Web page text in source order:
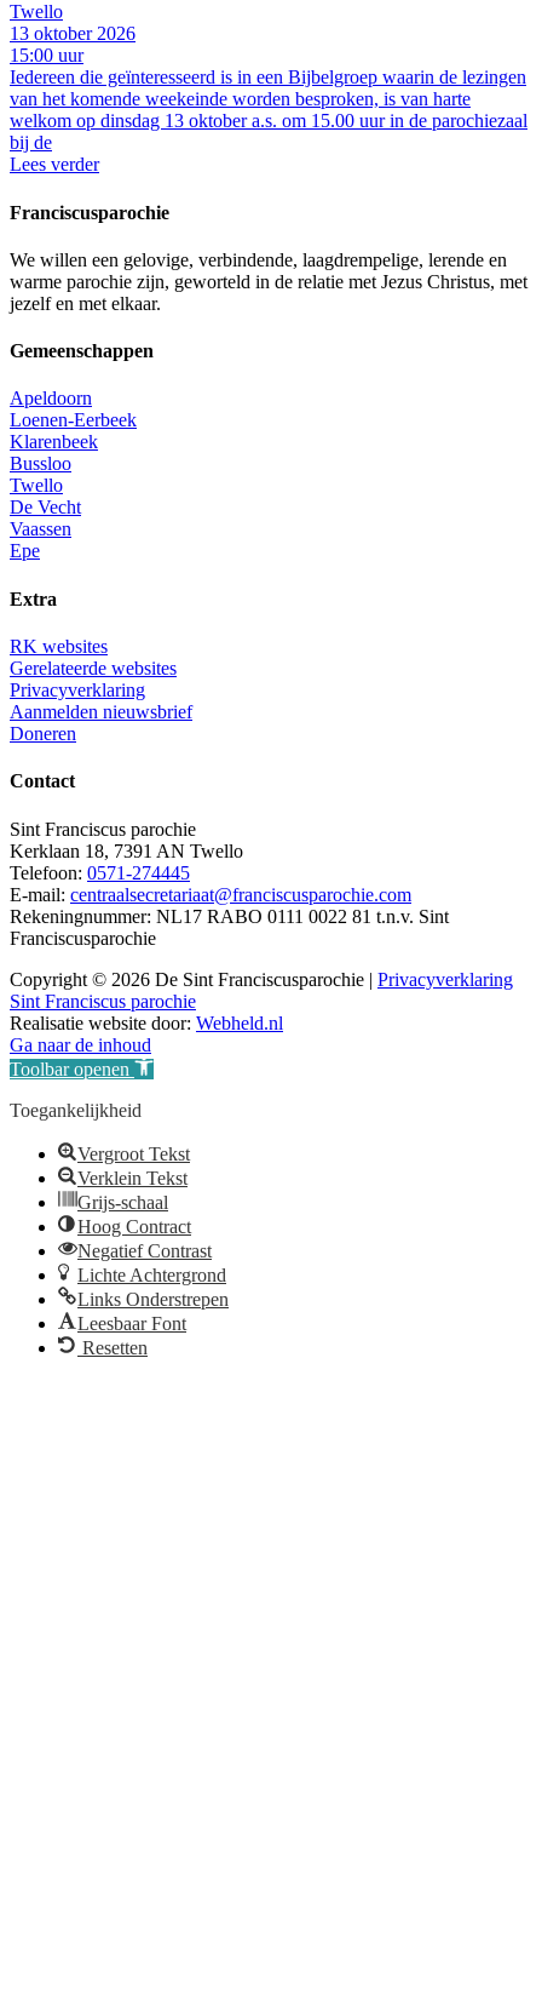
Twello
13 oktober 2026
15:00 uur
Iedereen die geïnteresseerd is in een Bijbelgroep waarin de lezingen
van het komende weekeinde worden besproken, is van harte
welkom op dinsdag 13 oktober a.s. om 15.00 uur in de parochiezaal
bij de
Lees verder
Franciscusparochie
We willen een gelovige, verbindende, laagdrempelige, lerende en
warme parochie zijn, geworteld in de relatie met Jezus Christus, met
jezelf en met elkaar.
Gemeenschappen
Apeldoorn
Loenen-Eerbeek
Klarenbeek
Bussloo
Twello
De Vecht
Vaassen
Epe
Extra
RK websites
Gerelateerde websites
Privacyverklaring
Aanmelden nieuwsbrief
Doneren
Contact
Sint Franciscus parochie
Kerklaan 18, 7391 AN Twello
Telefoon: 0571-274445
E-mail: centraalsecretariaat@franciscusparochie.com
Rekeningnummer: NL17 RABO 0111 0022 81 t.n.v. Sint
Franciscusparochie
Copyright © 2026 De Sint Franciscusparochie | Privacyverklaring
Sint Franciscus parochie
Realisatie website door: Webheld.nl
Ga naar de inhoud
Toolbar openen
Toegankelijkheid
Vergroot Tekst
Verklein Tekst
Grijs-schaal
Hoog Contract
Negatief Contrast
Lichte Achtergrond
Links Onderstrepen
Leesbaar Font
Resetten